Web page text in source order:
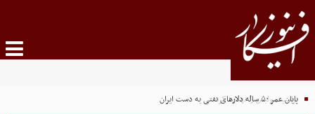
ترامپ سوئیس را تهدید کرد
پایان عمر ۵۰ ساله دلارهای نفتی به دست ایران